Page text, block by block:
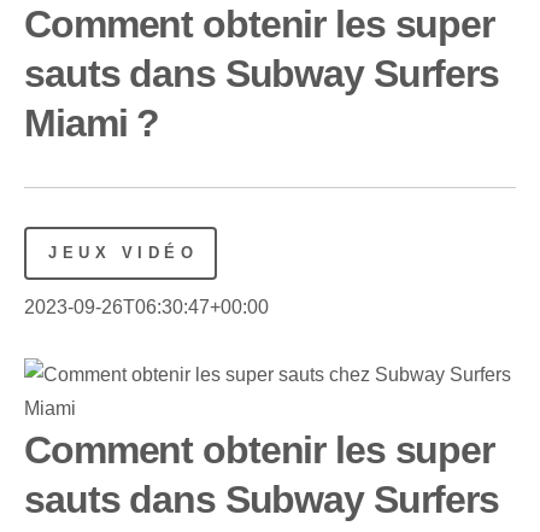
Comment obtenir les super
sauts dans Subway Surfers
Miami ?
JEUX VIDÉO
2023-09-26T06:30:47+00:00
Comment obtenir les super
sauts dans Subway Surfers